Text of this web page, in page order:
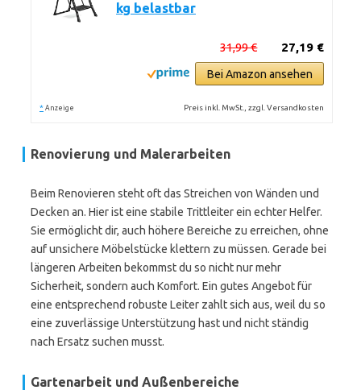
kg belastbar
27,19 €
31,99 €
Bei Amazon ansehen
* Anzeige Preis inkl. MwSt., zzgl. Versandkosten
Renovierung und Malerarbeiten
Beim Renovieren steht oft das Streichen von Wänden und
Decken an. Hier ist eine stabile Trittleiter ein echter Helfer.
Sie ermöglicht dir, auch höhere Bereiche zu erreichen, ohne
auf unsichere Möbelstücke klettern zu müssen. Gerade bei
längeren Arbeiten bekommst du so nicht nur mehr
Sicherheit, sondern auch Komfort. Ein gutes Angebot für
eine entsprechend robuste Leiter zahlt sich aus, weil du so
eine zuverlässige Unterstützung hast und nicht ständig
nach Ersatz suchen musst.
Gartenarbeit und Außenbereiche